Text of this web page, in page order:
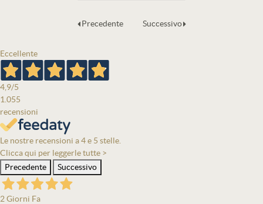
Precedente Successivo
Eccellente
4,9/5
1.055
recensioni
Le nostre recensioni a 4 e 5 stelle.
Clicca qui per leggerle tutte >
Precedente
Successivo
2 Giorni Fa